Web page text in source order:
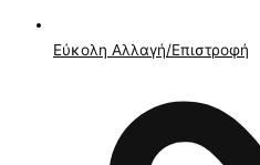
Εύκολη Αλλαγή/Επιστροφή